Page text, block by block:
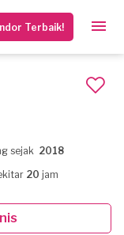
Terbaik!
sejak 2018
20 jam